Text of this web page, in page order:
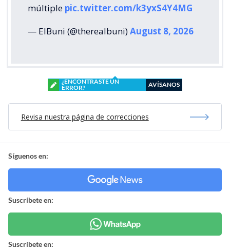
múltiple pic.twitter.com/k3yxS4Y4MG
— ElBuni (@therealbuni)August 8, 2026
¿ENCONTRASTE UN
ERROR?
AVÍSANOS
Revisa nuestra página de correcciones
Síguenos en:
Suscríbete en:
Suscríbete en: